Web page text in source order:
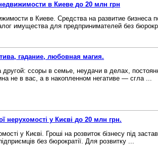
в Киеве до 20 млн грн
в Киеве. Средства на развитие бизнеса
имущества для предпринимателей без
гадание, любовная магия.
ссоры в семье, неудачи в делах,
не в вас, а в накопленном негативе — сгла ...
нерухомості у Києві до 20 млн грн.
у Києві. Гроші на розвиток бізнесу під
без бюрократії. Для розвитку ...